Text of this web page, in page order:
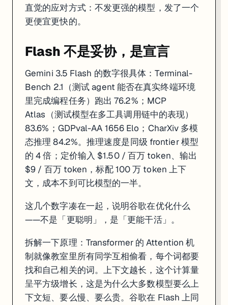
直觉的应对方式：不发更强的模型，发了一个
更便宜更快的。
Flash 不是妥协，是宣言
Gemini 3.5 Flash 的数字很具体：Terminal-
Bench 2.1（测试 agent 能否在真实终端环境
里完成编程任务）跑出 76.2%；MCP
Atlas（测试模型在多工具调用链中的表现）
83.6%；GDPval-AA 1656 Elo；CharXiv 多模
态推理 84.2%。推理速度是同级 frontier 模型
的 4 倍；定价输入 $1.50 / 百万 token、输出
$9 / 百万 token，标配 100 万 token 上下
文，成本不到可比模型的一半。
这几个数字凑在一起，说明谷歌在优化什么
——不是「更聪明」，是「更能干活」。
拆解一下原理：Transformer 的 Attention 机
制就像教室里所有同学互相偷看，每个词都要
找和自己相关的词。上下文越长，这个计算量
呈平方级增长，这是为什么大多数模型要么上
下文短、要么慢、要么贵。谷歌在 Flash 上同